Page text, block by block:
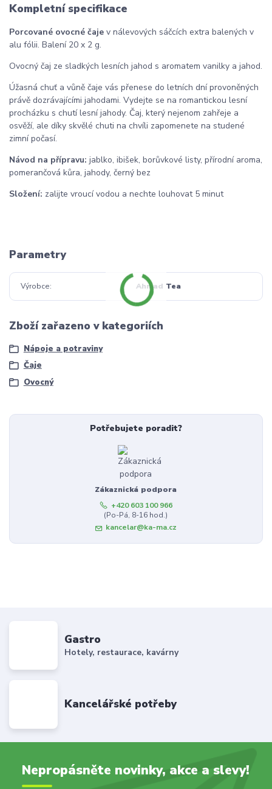
Kompletní specifikace
Porcované ovocné čaje v nálevových sáčcích extra balených v
alu fólii. Balení 20 x 2 g.
Ovocný čaj ze sladkých lesních jahod s aromatem vanilky a jahod.
Úžasná chuť a vůně čaje vás přenese do letních dní provoněných
právě dozrávajícími jahodami. Vydejte se na romantickou lesní
procházku s chutí lesní jahody. Čaj, který nejenom zahřeje a
osvěží, ale díky skvělé chuti na chvíli zapomenete na studené
zimní počasí.
Návod na přípravu: jablko, ibišek, borůvkové listy, přírodní aroma,
pomerančová kůra, jahody, černý bez
Složení: zalijte vroucí vodou a nechte louhovat 5 minut
Parametry
Výrobce Ahmad Tea
Zboží zařazeno v kategoriích
Nápoje a potraviny
Čaje
Ovocný
Potřebujete poradit?
Zákaznická podpora
+420 603 100 966
(Po-Pá, 8-16 hod.)
kancelar@ka-ma.cz
Gastro
Hotely, restaurace, kavárny
Kancelářské potřeby
Nepropásněte novinky, akce a slevy!